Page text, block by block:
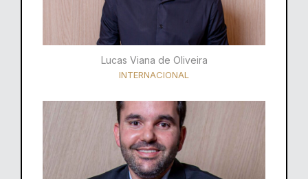
Lucas Viana de Oliveira
INTERNACIONAL